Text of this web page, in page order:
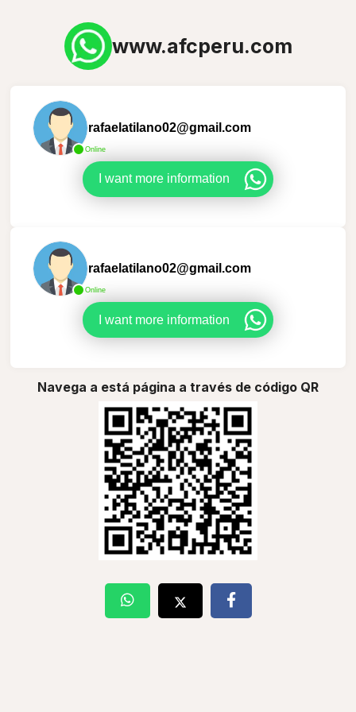
www.afcperu.com
Online
rafaelatilano02@gmail.com
I want more information
Online
rafaelatilano02@gmail.com
I want more information
Navega a está página a través de código QR